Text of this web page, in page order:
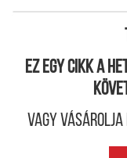
(Gala.net)
Ez egy cikk a
Vagy